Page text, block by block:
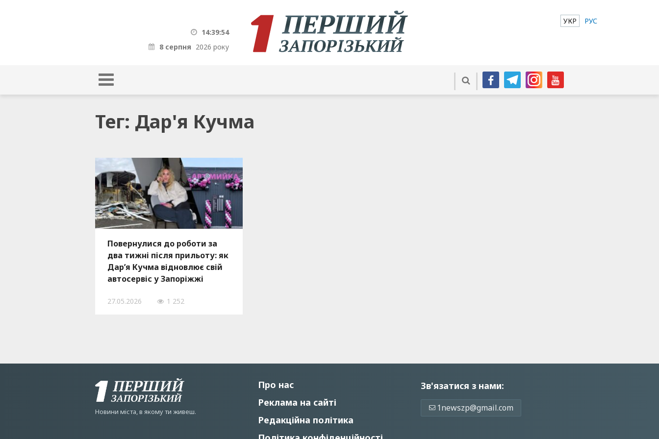
14:39:54
8 серпня 2026 року
УКР РУС
Тег: Дар'я Кучма
Повернулися до роботи за
два тижні після прильоту: як
Дар’я Кучма відновлює свій
автосервіс у Запоріжжі
27.05.2026 1 252
Новини мiста, в якому ти живеш.
Про нас
Реклама на сайті
Редакційна політика
Зв'язатися з нами:
1newszp@gmail.com